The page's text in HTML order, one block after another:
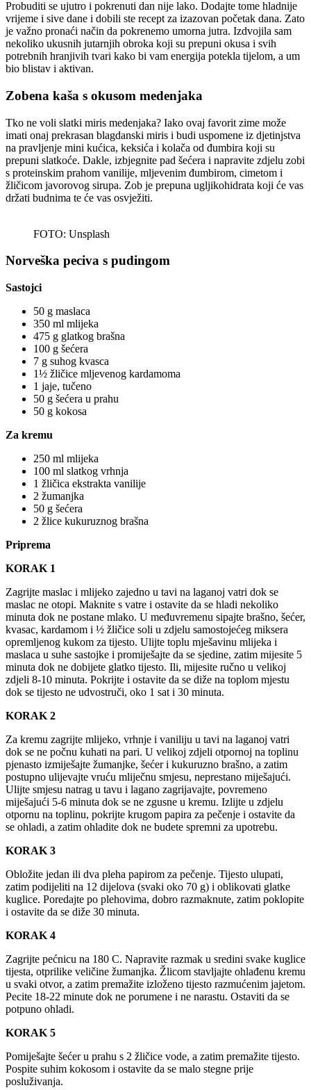
Probuditi se ujutro i pokrenuti dan nije lako. Dodajte tome hladnije
vrijeme i sive dane i dobili ste recept za izazovan početak dana. Zato
je važno pronaći način da pokrenemo umorna jutra. Izdvojila sam
nekoliko ukusnih jutarnjih obroka koji su prepuni okusa i svih
potrebnih hranjivih tvari kako bi vam energija potekla tijelom, a um
bio blistav i aktivan.
Zobena kaša s okusom medenjaka
Tko ne voli slatki miris medenjaka? Iako ovaj favorit zime može
imati onaj prekrasan blagdanski miris i budi uspomene iz djetinjstva
na pravljenje mini kućica, keksića i kolača od đumbira koji su
prepuni slatkoće. Dakle, izbjegnite pad šećera i napravite zdjelu zobi
s proteinskim prahom vanilije, mljevenim đumbirom, cimetom i
žličicom javorovog sirupa. Zob je prepuna ugljikohidrata koji će vas
držati budnima te će vas osvježiti.
FOTO: Unsplash
Norveška peciva s pudingom
Sastojci
50 g maslaca
350 ml mlijeka
475 g glatkog brašna
100 g šećera
7 g suhog kvasca
1½ žličice mljevenog kardamoma
1 jaje, tučeno
50 g šećera u prahu
50 g kokosa
Za kremu
250 ml mlijeka
100 ml slatkog vrhnja
1 žličica ekstrakta vanilije
2 žumanjka
50 g šećera
2 žlice kukuruznog brašna
Priprema
KORAK 1
Zagrijte maslac i mlijeko zajedno u tavi na laganoj vatri dok se
maslac ne otopi. Maknite s vatre i ostavite da se hladi nekoliko
minuta dok ne postane mlako. U međuvremenu sipajte brašno, šećer,
kvasac, kardamom i ½ žličice soli u zdjelu samostojećeg miksera
opremljenog kukom za tijesto. Ulijte toplu mješavinu mlijeka i
maslaca u suhe sastojke i promiješajte da se sjedine, zatim mijesite 5
minuta dok ne dobijete glatko tijesto. Ili, mijesite ručno u velikoj
zdjeli 8-10 minuta. Pokrijte i ostavite da se diže na toplom mjestu
dok se tijesto ne udvostruči, oko 1 sat i 30 minuta.
KORAK 2
Za kremu zagrijte mlijeko, vrhnje i vaniliju u tavi na laganoj vatri
dok se ne počnu kuhati na pari. U velikoj zdjeli otpornoj na toplinu
pjenasto izmiješajte žumanjke, šećer i kukuruzno brašno, a zatim
postupno ulijevajte vruću mliječnu smjesu, neprestano miješajući.
Ulijte smjesu natrag u tavu i lagano zagrijavajte, povremeno
miješajući 5-6 minuta dok se ne zgusne u kremu. Izlijte u zdjelu
otpornu na toplinu, pokrijte krugom papira za pečenje i ostavite da
se ohladi, a zatim ohladite dok ne budete spremni za upotrebu.
KORAK 3
Obložite jedan ili dva pleha papirom za pečenje. Tijesto ulupati,
zatim podijeliti na 12 dijelova (svaki oko 70 g) i oblikovati glatke
kuglice. Poredajte po plehovima, dobro razmaknute, zatim poklopite
i ostavite da se diže 30 minuta.
KORAK 4
Zagrijte pećnicu na 180 C. Napravite razmak u sredini svake kuglice
tijesta, otprilike veličine žumanjka. Žlicom stavljajte ohlađenu kremu
u svaki otvor, a zatim premažite izloženo tijesto razmućenim jajetom.
Pecite 18-22 minute dok ne porumene i ne narastu. Ostaviti da se
potpuno ohladi.
KORAK 5
Pomiješajte šećer u prahu s 2 žličice vode, a zatim premažite tijesto.
Pospite suhim kokosom i ostavite da se malo stegne prije
posluživanja.